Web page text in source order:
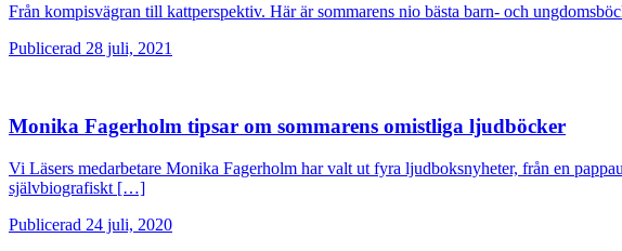
Från kompisvägran till kattperspektiv. Här är sommarens nio bästa barn- och
Publicerad 28 juli, 2021
Monika Fagerholm tipsar om sommarens omistliga ljudböcker
Vi Läsers medarbetare Monika Fagerholm har valt ut fyra ljudboksnyheter, från en
självbiografiskt […]
Publicerad 24 juli, 2020